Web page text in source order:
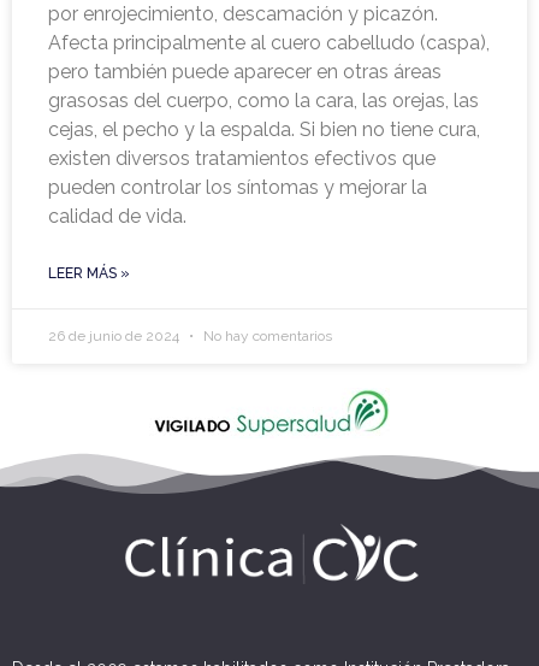
por enrojecimiento, descamación y picazón.
Afecta principalmente al cuero cabelludo (caspa),
pero también puede aparecer en otras áreas
grasosas del cuerpo, como la cara, las orejas, las
cejas, el pecho y la espalda. Si bien no tiene cura,
existen diversos tratamientos efectivos que
pueden controlar los síntomas y mejorar la
calidad de vida.
LEER MÁS »
26 de junio de 2024 No hay comentarios